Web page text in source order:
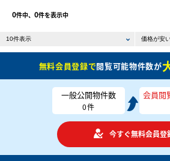
0件中、 0件を表示中
無料会員登録で閲覧可能物件数が
一般公開物件数
0件
会員閲
今すぐ無料会員登